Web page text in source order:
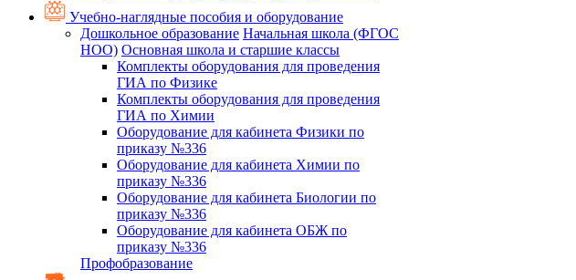
Учебно-наглядные пособия и оборудование
Дошкольное образование Начальная школа (ФГОС
НОО) Основная школа и старшие классы
Комплекты оборудования для проведения
ГИА по Физике
Комплекты оборудования для проведения
ГИА по Химии
Оборудование для кабинета Физики по
приказу №336
Оборудование для кабинета Химии по
приказу №336
Оборудование для кабинета Биологии по
приказу №336
Оборудование для кабинета ОБЖ по
приказу №336
Профобразование